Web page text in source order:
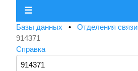
☰
Базы данных • Отделения связи
914371
Справка